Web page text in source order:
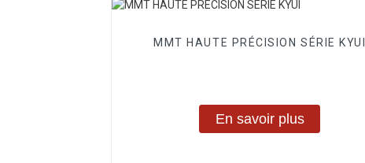
MMT HAUTE PRÉCISION SÉRIE KYUI
En savoir plus